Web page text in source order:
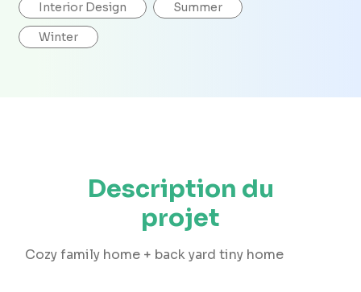
Interior Design Summer
Winter
Description du
projet
Cozy family home + back yard tiny home